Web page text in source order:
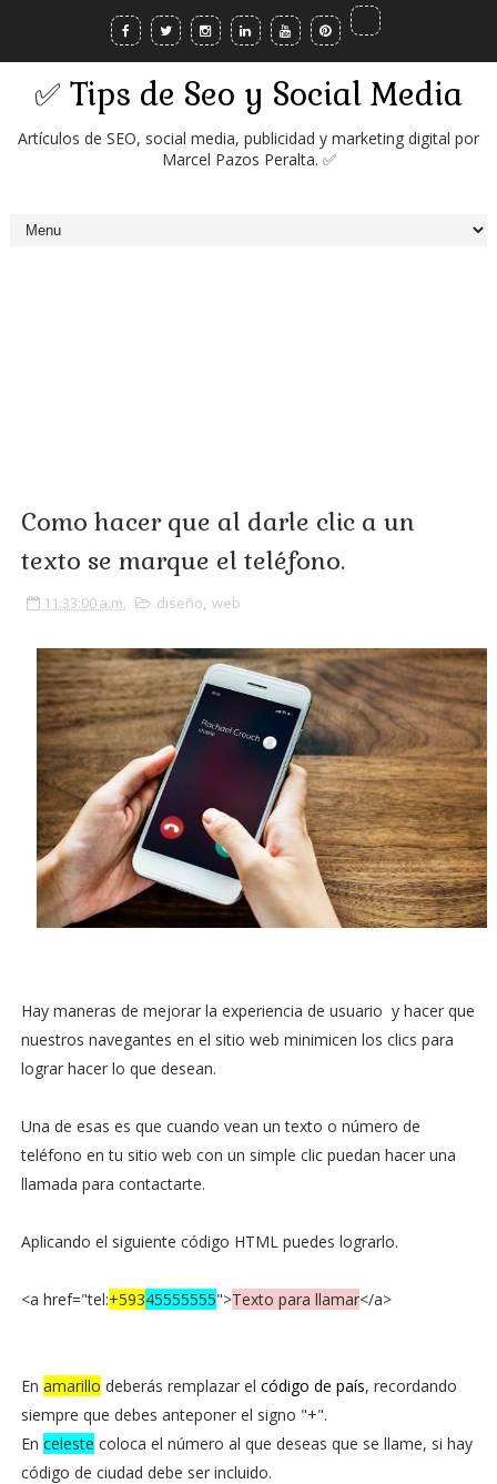
✅ Tips de Seo y Social Media
Artículos de SEO, social media, publicidad y marketing digital por
Marcel Pazos Peralta. ✅
Como hacer que al darle clic a un
texto se marque el teléfono.
11:33:00 a.m. diseño, web
Hay maneras de mejorar la experiencia de usuario y hacer que
nuestros navegantes en el sitio web minimicen los clics para
lograr hacer lo que desean.
Una de esas es que cuando vean un texto o número de
teléfono en tu sitio web con un simple clic puedan hacer una
llamada para contactarte.
Aplicando el siguiente código HTML puedes lograrlo.
<a href="tel:+59345555555">Texto para llamar</a>
En amarillo deberás remplazar el código de país, recordando
siempre que debes anteponer el signo "+".
En celeste coloca el número al que deseas que se llame, si hay
código de ciudad debe ser incluido.